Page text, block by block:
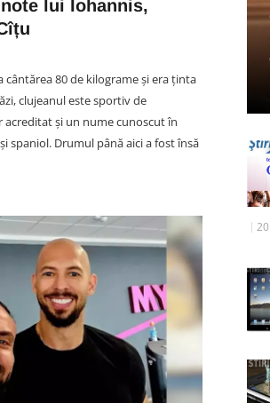
lui Iohannis,
cântărea 80 de kilograme și era ținta
clujeanul este sportiv de
și un nume cunoscut în
spaniol. Drumul până aici a fost însă